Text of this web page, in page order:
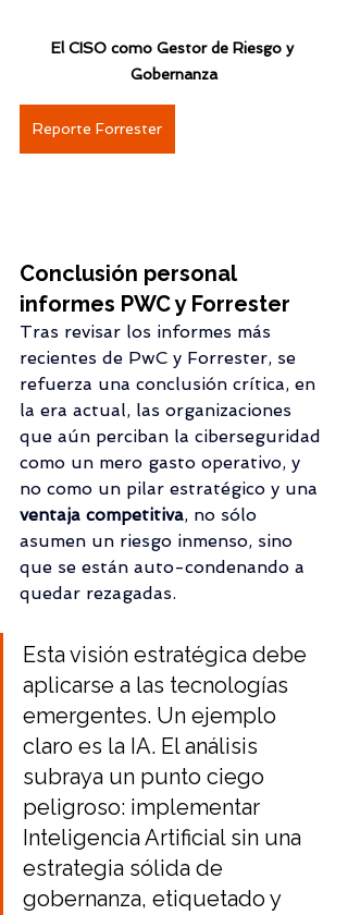
El CISO como Gestor de Riesgo y
Gobernanza
Reporte Forrester
Conclusión personal
informes PWC y Forrester
Tras revisar los informes más
recientes de PwC y Forrester, se
refuerza una conclusión crítica, en
la era actual, las organizaciones
que aún perciban la ciberseguridad
como un mero gasto operativo, y
no como un pilar estratégico y una
ventaja competitiva, no sólo
asumen un riesgo inmenso, sino
que se están auto-condenando a
quedar rezagadas.
Esta visión estratégica debe
aplicarse a las tecnologías
emergentes. Un ejemplo
claro es la IA. El análisis
subraya un punto ciego
peligroso: implementar
Inteligencia Artificial sin una
estrategia sólida de
gobernanza, etiquetado y